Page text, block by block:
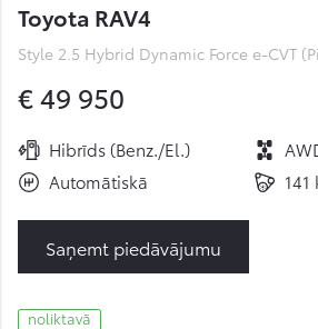
Toyota RAV4
Style 2.5 Hybrid Dynamic Force e-CVT
€ 49 950
Hibrīds (Benz./El.)
Automātiskā
141
Saņemt piedāvājumu
noliktavā